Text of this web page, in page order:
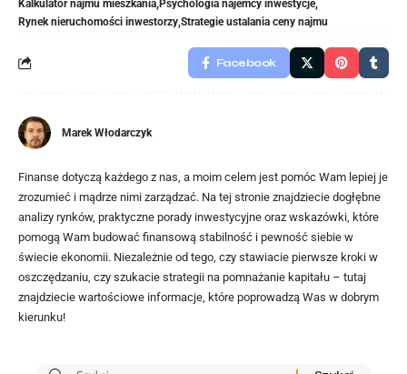
Kalkulator najmu mieszkania Psychologia najemcy inwestycje
Rynek nieruchomości inwestorzy Strategie ustalania ceny najmu
Facebook
Marek Włodarczyk
Finanse dotyczą każdego z nas, a moim celem jest pomóc Wam lepiej je
zrozumieć i mądrze nimi zarządzać. Na tej stronie znajdziecie dogłębne
analizy rynków, praktyczne porady inwestycyjne oraz wskazówki, które
pomogą Wam budować finansową stabilność i pewność siebie w
świecie ekonomii. Niezależnie od tego, czy stawiacie pierwsze kroki w
oszczędzaniu, czy szukacie strategii na pomnażanie kapitału – tutaj
znajdziecie wartościowe informacje, które poprowadzą Was w dobrym
kierunku!